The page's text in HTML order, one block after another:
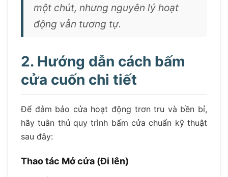
một chút, nhưng nguyên lý hoạt
động vẫn tương tự.
2. Hướng dẫn cách bấm
cửa cuốn chi tiết
Để đảm bảo cửa hoạt động trơn tru và bền bỉ,
hãy tuân thủ quy trình bấm cửa chuẩn kỹ thuật
sau đây:
Thao tác Mở cửa (Đi lên)